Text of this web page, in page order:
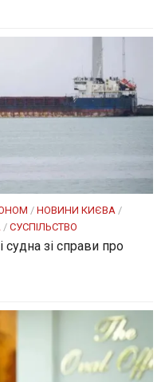
/ НОВИНИ КИЄВА /
/ СУСПІЛЬСТВО
судна зі справи про